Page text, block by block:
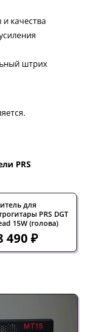
качества
штрих
PRS
для
PRS DGT
15W (голова)
490 ₽